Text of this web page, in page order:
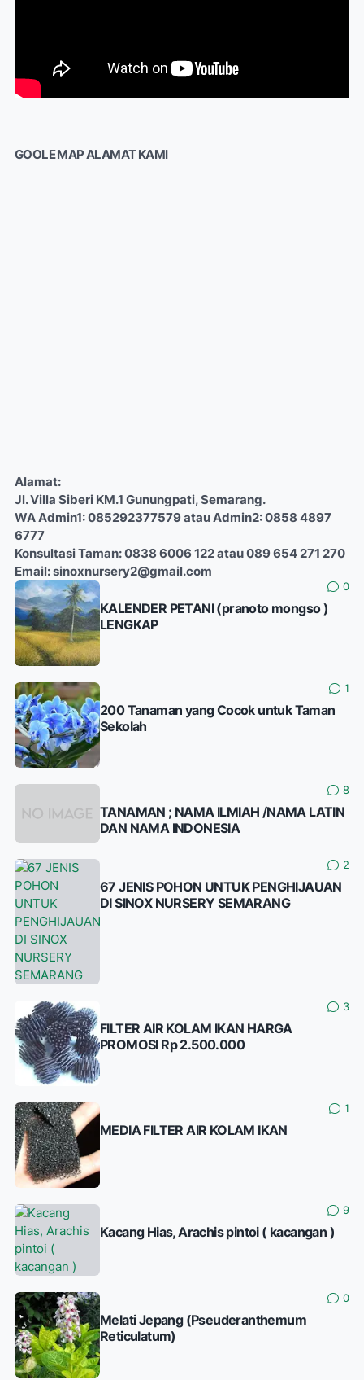
GOOLE MAP ALAMAT KAMI
Alamat:
Jl. Villa Siberi KM.1 Gunungpati, Semarang.
WA Admin1: 085292377579 atau Admin2: 0858 4897
6777
Konsultasi Taman: 0838 6006 122 atau 089 654 271 270
Email: sinoxnursery2@gmail.com
0
KALENDER PETANI (pranoto mongso )
LENGKAP
1
200 Tanaman yang Cocok untuk Taman
Sekolah
8
TANAMAN ; NAMA ILMIAH /NAMA LATIN
DAN NAMA INDONESIA
2
67 JENIS POHON UNTUK PENGHIJAUAN
DI SINOX NURSERY SEMARANG
3
FILTER AIR KOLAM IKAN HARGA
PROMOSI Rp 2.500.000
1
MEDIA FILTER AIR KOLAM IKAN
9
Kacang Hias, Arachis pintoi ( kacangan )
0
Melati Jepang (Pseuderanthemum
Reticulatum)